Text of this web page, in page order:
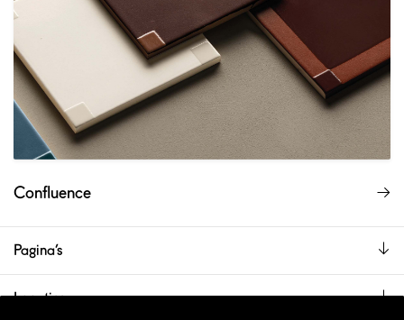
Confluence
Pagina’s
Locaties